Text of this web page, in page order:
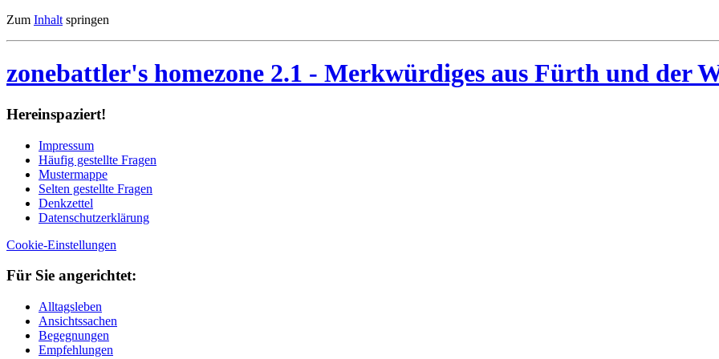
Zum Inhalt springen
zonebattler's homezone 2.1 - Merkwürdiges aus Fürth und der
Her­ein­spa­ziert!
Im­pres­sum
Häu­fig ge­stell­te Fra­gen
Mu­ster­map­pe
Sel­ten ge­stell­te Fra­gen
Denk­zet­tel
Da­ten­schutz­er­klä­rung
Cookie-Einstellungen
Für Sie an­ge­rich­tet:
Alltagsleben
Ansichtssachen
Begegnungen
Empfehlungen